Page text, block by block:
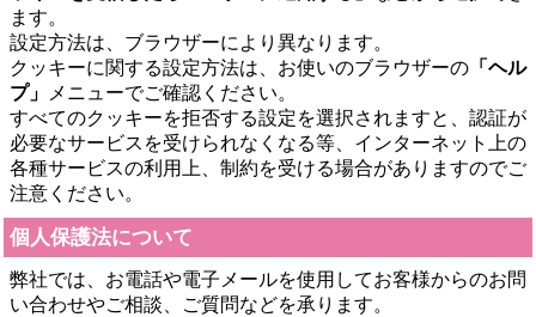
ます。
設定方法は、ブラウザーにより異なります。
クッキーに関する設定方法は、お使いのブラウザーの 「ヘル
プ」
メニューでご確認ください。
すべてのクッキーを拒否する設定を選択されますと、認証が
必要なサービスを受けられなくなる等、インターネット上の
各種サービスの利用上、制約を受ける場合がありますのでご
注意ください。
個人保護法について
弊社では、お電話や電子メールを使用してお客様からのお問
い合わせやご相談、ご質問などを承ります。